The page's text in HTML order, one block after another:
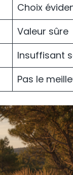
Choix
Valeur sûre
Insuffisant
Pas le